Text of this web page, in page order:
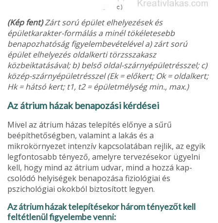
(Kép fent)Zárt sorú épület elhelyezések és
épületkarakter-formálás a minél tö­kéletesebb
benapozhatóság figyelembevételével a) zárt sorú
épület elhelyezés oldal­kerti törzsszakasz
közbeiktatásával; b) belső oldal-szárnyépületrésszel; c)
közép-szárnyépületrésszel (Ek = előkert; Ok = oldalkert;
Hk = hátsó kert; t1, t2 = épületmélység min., max.)
Az átrium házak benapozási kérdései
Mivel az átrium házas telepítés elő­nye a sűrű
beépíthetőségben, vala­mint a lakás és a
mikrokörnyezet in­tenzív kapcsolatában rejlik, az egyik
legfontosabb tényező, amelyre ter­vezésekor ügyelni
kell, hogy mind az átrium udvar, mind a hozzá kap­
csolódó helyiségek benapozása fizi­ológiai és
pszichológiai okokból biz­tosított legyen.
Az átrium házak telepítésekor há­rom tényezőt kell
feltétlenül figye­lembe venni: